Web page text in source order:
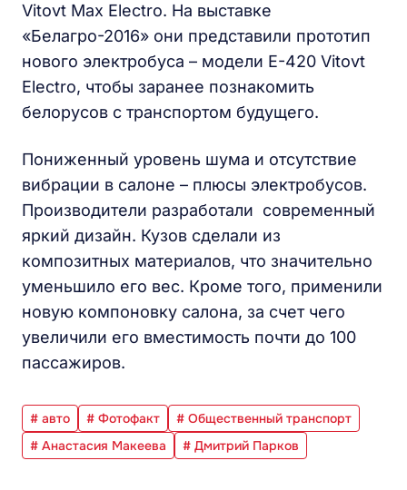
Vitovt Max Electro. На выставке
«Белагро-2016» они представили прототип
нового электробуса – модели Е-420 Vitovt
Electro, чтобы заранее познакомить
белорусов с транспортом будущего.
Пониженный уровень шума и отсутствие
вибрации в салоне – плюсы электробусов.
Производители разработали современный
яркий дизайн. Кузов сделали из
композитных материалов, что значительно
уменьшило его вес. Кроме того, применили
новую компоновку салона, за счет чего
увеличили его вместимость почти до 100
пассажиров.
# авто # Фотофакт
# Общественный транспорт
# Анастасия Макеева
# Дмитрий Парков